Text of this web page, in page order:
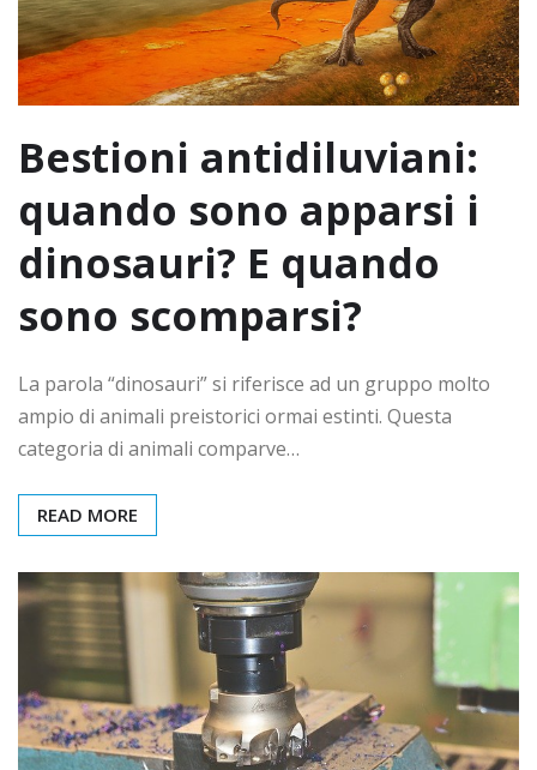
Bestioni antidiluviani:
quando sono apparsi i
dinosauri? E quando
sono scomparsi?
La parola “dinosauri” si riferisce ad un gruppo molto
ampio di animali preistorici ormai estinti. Questa
categoria di animali comparve…
READ MORE